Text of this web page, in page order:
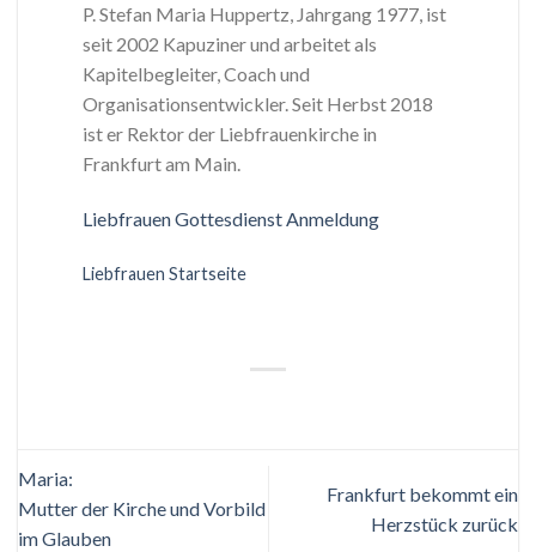
P. Stefan Maria Huppertz, Jahrgang 1977, ist
seit 2002 Kapuziner und arbeitet als
Kapitelbegleiter, Coach und
Organisationsentwickler. Seit Herbst 2018
ist er Rektor der Liebfrauenkirche in
Frankfurt am Main.
Liebfrauen Gottesdienst Anmeldung
Liebfrauen Startseite
Maria:
Mutter der Kirche und Vorbild
im Glauben
Frankfurt bekommt ein
Herzstück zurück